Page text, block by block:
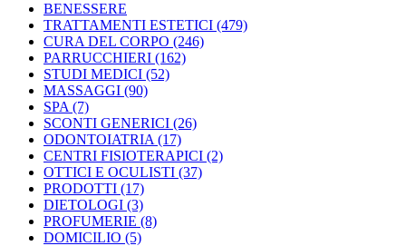
BENESSERE
TRATTAMENTI ESTETICI (479)
CURA DEL CORPO (246)
PARRUCCHIERI (162)
STUDI MEDICI (52)
MASSAGGI (90)
SPA (7)
SCONTI GENERICI (26)
ODONTOIATRIA (17)
CENTRI FISIOTERAPICI (2)
OTTICI E OCULISTI (37)
PRODOTTI (17)
DIETOLOGI (3)
PROFUMERIE (8)
DOMICILIO (5)